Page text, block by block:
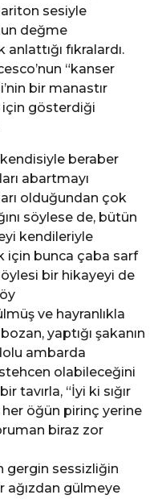
sesiyle
değme
fıkralardı.
“kanser
bir manastır
için gösterdiği
beraber
abartmayı
olduğundan çok
söylese de, bütün
kendileriyle
için bunca çaba sarf
bir hikayeyi de
ve hayranlıkla
yaptığı şakanın
ambarda
olabileceğini
tavırla, “İyi ki sığır
öğün pirinç yerine
biraz zor
gergin sessizliğin
ağızdan gülmeye